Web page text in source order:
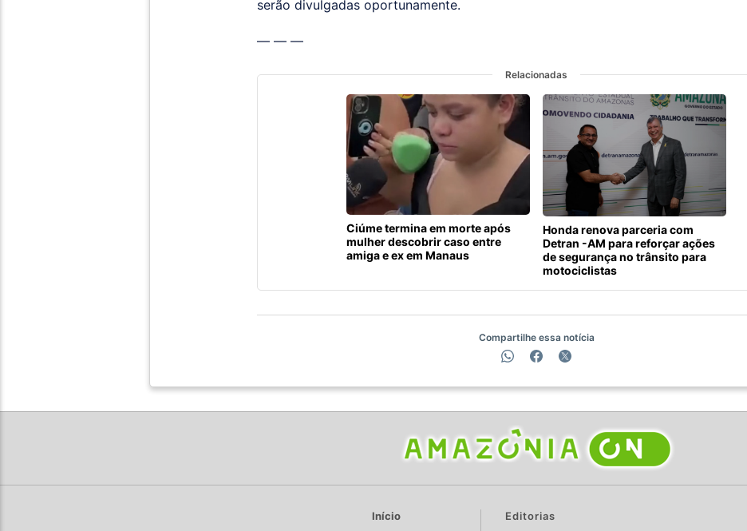
serão divulgadas oportunamente.
— — —
Relacionadas
Ciúme termina em morte após
mulher descobrir caso entre
amiga e ex em Manaus
Honda renova parceria com
Detran -AM para reforçar ações
de segurança no trânsito para
motociclistas
Compartilhe essa notícia
Início Editorias